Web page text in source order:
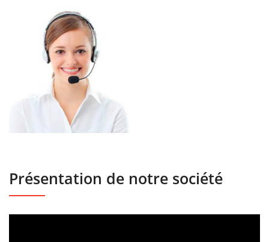
Présentation de notre société